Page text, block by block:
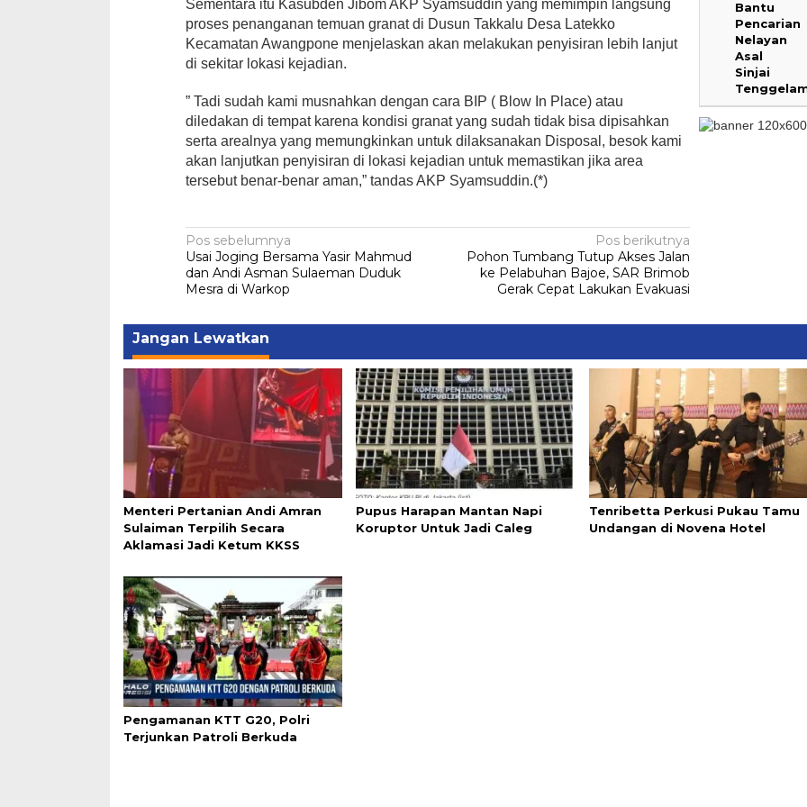
Sementara itu Kasubden Jibom AKP Syamsuddin yang memimpin langsung
proses penanganan temuan granat di Dusun Takkalu Desa Latekko
Kecamatan Awangpone menjelaskan akan melakukan penyisiran lebih lanjut
di sekitar lokasi kejadian.
” Tadi sudah kami musnahkan dengan cara BIP ( Blow In Place) atau
diledakan di tempat karena kondisi granat yang sudah tidak bisa dipisahkan
serta arealnya yang memungkinkan untuk dilaksanakan Disposal, besok kami
akan lanjutkan penyisiran di lokasi kejadian untuk memastikan jika area
tersebut benar-benar aman,” tandas AKP Syamsuddin.(*)
Navigasi
pos
Pos sebelumnya
Usai Joging Bersama Yasir Mahmud
dan Andi Asman Sulaeman Duduk
Mesra di Warkop
Pos berikutnya
Pohon Tumbang Tutup Akses Jalan
ke Pelabuhan Bajoe, SAR Brimob
Gerak Cepat Lakukan Evakuasi
Bantu
Pencarian
Nelayan
Asal
Sinjai
Jangan Lewatkan
Menteri Pertanian Andi Amran
Sulaiman Terpilih Secara
Aklamasi Jadi Ketum KKSS
Pupus Harapan Mantan Napi
Koruptor Untuk Jadi Caleg
Tenribetta Perkusi Pukau Tamu
Undangan di Novena Hotel
Pengamanan KTT G20, Polri
Terjunkan Patroli Berkuda